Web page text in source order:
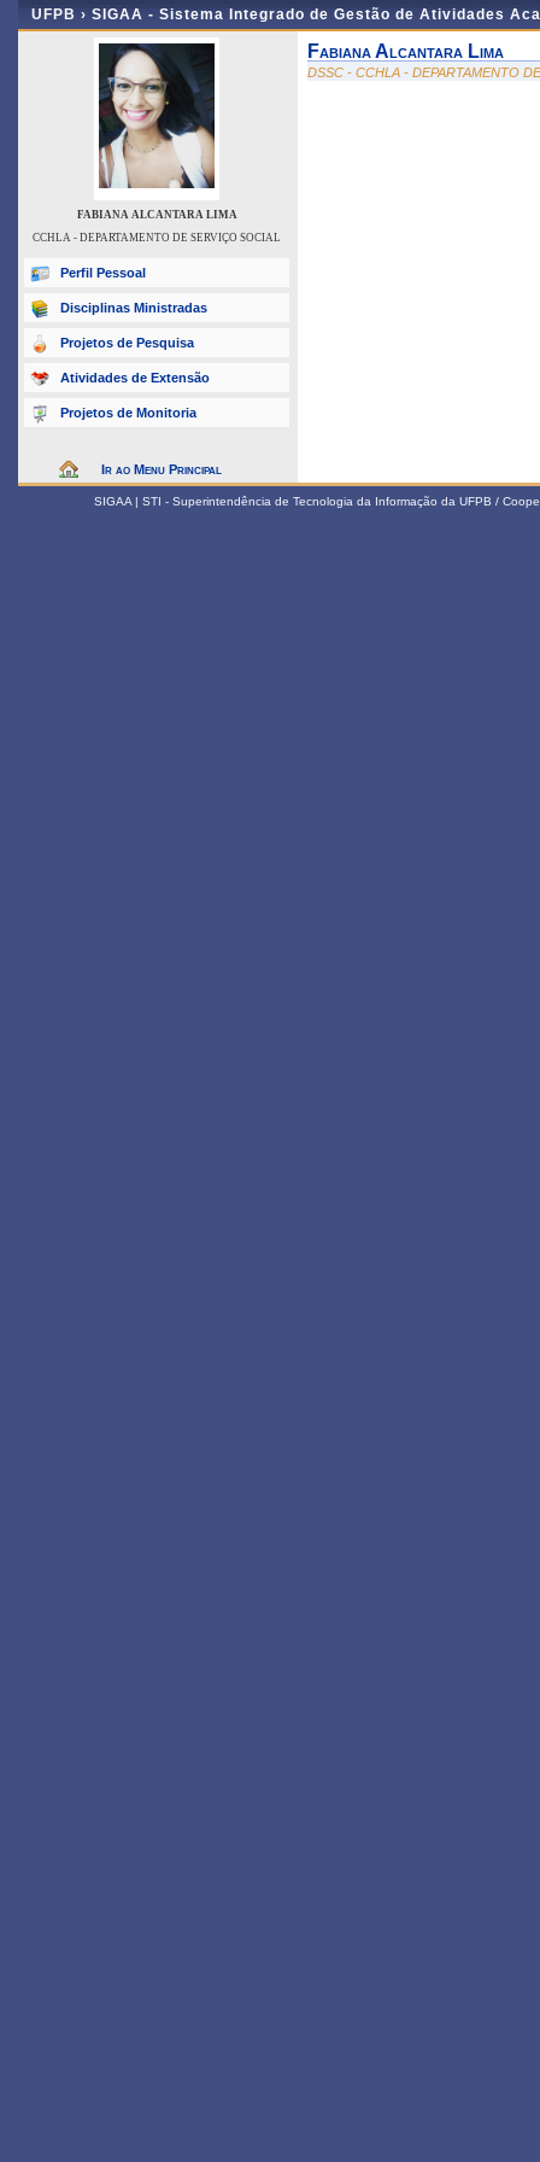
UFPB › SIGAA - Sistema Integrado de Gestão de Atividades
FABIANA ALCANTARA LIMA
CCHLA - DEPARTAMENTO DE SERVIÇO SOCIAL
Perfil Pessoal
Disciplinas Ministradas
Projetos de Pesquisa
Atividades de Extensão
Projetos de Monitoria
Ir ao Menu Principal
Fabiana Alcantara Lima
DSSC - CCHLA - DEPARTAMENTO
SIGAA | STI - Superintendência de Tecnologia da Informação da UFPB /